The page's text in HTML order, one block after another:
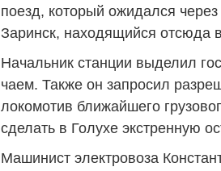
поезд, который ожидался
Заринск, находящийся отсюда
Начальник станции выделил
чаем. Также он запросил
локомотив ближайшего
сделать в Голухе экстренную
Машинист электровоза